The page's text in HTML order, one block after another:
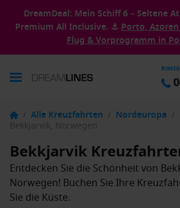
DreamDeal: Mein Schiff 6 – Seltene
Premium All Inclusive. ⚓ Porto,
Flug & Vorprogramm in
/ Alle Kreuzfahrten / Nordeuropa /
Bekkjarvik, Norwegen
Bekkjarvik
Entdecken Sie die Schönheit von
Norwegen! Buchen Sie Ihre
Sie die Küste.